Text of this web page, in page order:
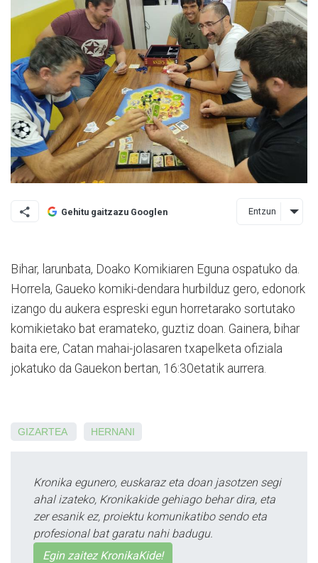
Gehitu gaitzazu Googlen Entzun
Bihar, larunbata, Doako Komikiaren Eguna ospatuko da.
Horrela, Gaueko komiki-dendara hurbilduz gero, edonork
izango du aukera espreski egun horretarako sortutako
komikietako bat eramateko, guztiz doan. Gainera, bihar
baita ere, Catan mahai-jolasaren txapelketa ofiziala
jokatuko da Gauekon bertan, 16:30etatik aurrera.
GIZARTEA HERNANI
Kronika egunero, euskaraz eta doan jasotzen segi
ahal izateko, Kronikakide gehiago behar dira, eta
zer esanik ez, proiektu komunikatibo sendo eta
profesional bat garatu nahi badugu.
Egin zaitez KronikaKide!